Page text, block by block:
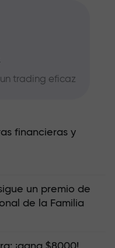
trading eficaz
financieras y
un premio de
de la Familia